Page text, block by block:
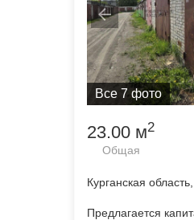
Все 7 фото
23.00 м2
Общая
Курганская
Предлагается